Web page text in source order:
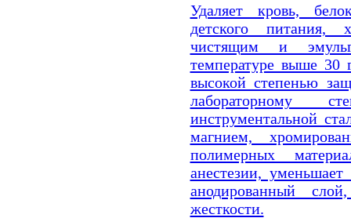
Удаляет кровь,
детского питания,
чистящим и
температуре выше 30
высокой степенью
лабораторному
инструментальной
магнием,
полимерных
анестезии,
анодированный
жесткости.